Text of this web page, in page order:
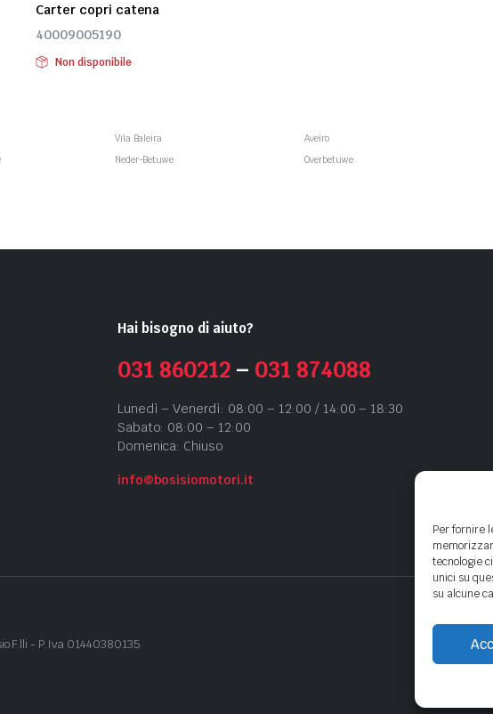
Per fornire
tecnologie
unici su
su alcune
Carter copri catena
40009005190
Non disponibile
Vila Baleira Aveiro
Neder-Betuwe Overbetuwe
Hai bisogno di aiuto?
031 860212 – 031 874088
Lunedì – Venerdì: 08:00 – 12:00 / 14:00 – 18:30
Sabato: 08:00 – 12:00
Domenica: Chiuso
info@bosisiomotori.it
F.lli - P.Iva 01440380135